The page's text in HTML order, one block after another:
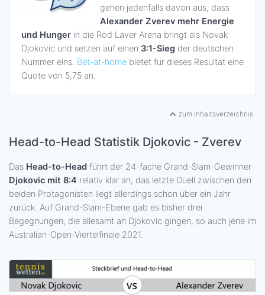
gehen jedenfalls davon aus, dass
Alexander Zverev mehr Energie
und Hunger in die Rod Laver Arena bringt als Novak
Djokovic und setzen auf einen 3:1-Sieg der deutschen
Nummer eins. Bet-at-home bietet für dieses Resultat eine
Quote von 5,75 an.
zum Inhaltsverzeichnis
Head-to-Head Statistik Djokovic - Zverev
Das Head-to-Head führt der 24-fache Grand-Slam-Gewinner
Djokovic mit 8:4 relativ klar an, das letzte Duell zwischen den
beiden Protagonisten liegt allerdings schon über ein Jahr
zurück. Auf Grand-Slam-Ebene gab es bisher drei
Begegnungen, die allesamt an Djokovic gingen, so auch jene im
Australian-Open-Viertelfinale 2021.